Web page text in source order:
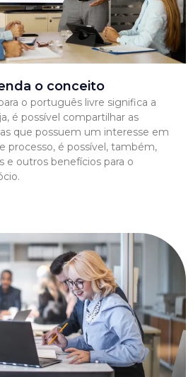
o conceito
o português livre significa a
é possível compartilhar as
que possuem um interesse em
processo, é possível, também,
e outros benefícios para o